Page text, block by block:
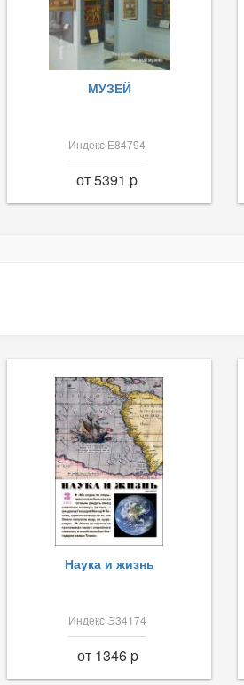
МУЗЕЙ
Индекс Е84794
от 5391 p
Наука и жизнь
Индекс Э34174
от 1346 p